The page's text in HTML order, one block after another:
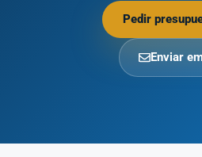
Pedir
Enviar